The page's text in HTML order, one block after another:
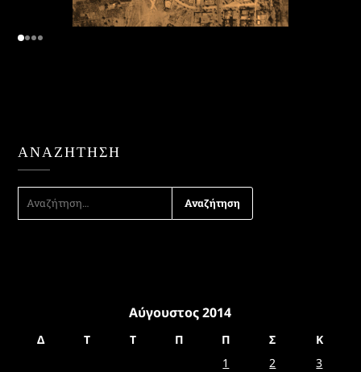
ΑΝΑΖΉΤΗΣΗ
ΑΝΑΖΉΤΗΣΗ
Αύγουστος 2014
Δ Τ Τ Π Π Σ
Κ
1
2
3